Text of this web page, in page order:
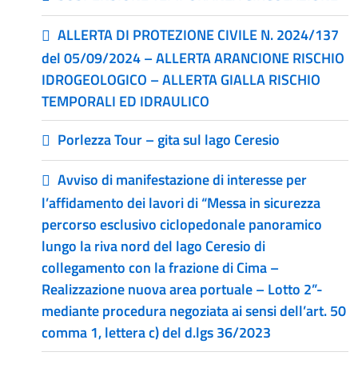
ALLERTA DI PROTEZIONE CIVILE N. 2024/137
del 05/09/2024 – ALLERTA ARANCIONE RISCHIO
IDROGEOLOGICO – ALLERTA GIALLA RISCHIO
TEMPORALI ED IDRAULICO
Porlezza Tour – gita sul lago Ceresio
Avviso di manifestazione di interesse per
l’affidamento dei lavori di “Messa in sicurezza
percorso esclusivo ciclopedonale panoramico
lungo la riva nord del lago Ceresio di
collegamento con la frazione di Cima –
Realizzazione nuova area portuale – Lotto 2”-
mediante procedura negoziata ai sensi dell’art. 50
comma 1, lettera c) del d.lgs 36/2023